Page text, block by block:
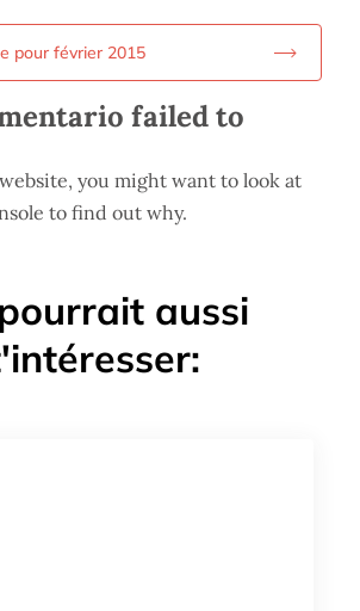
pour février 2015
failed to
you might want to look at
to find out why.
aussi